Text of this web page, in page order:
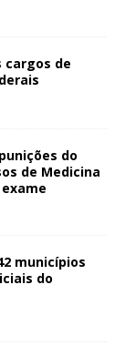
cargos de
do
de Medicina
municípios
do